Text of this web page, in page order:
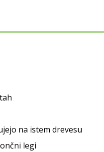
na istem drevesu
legi